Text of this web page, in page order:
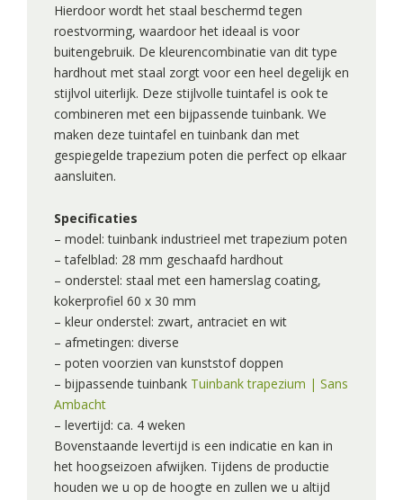
Hierdoor wordt het staal beschermd tegen
roestvorming, waardoor het ideaal is voor
buitengebruik. De kleurencombinatie van dit type
hardhout met staal zorgt voor een heel degelijk en
stijlvol uiterlijk. Deze stijlvolle tuintafel is ook te
combineren met een bijpassende tuinbank. We
maken deze tuintafel en tuinbank dan met
gespiegelde trapezium poten die perfect op elkaar
aansluiten.
Specificaties
– model: tuinbank industrieel met trapezium poten
– tafelblad: 28 mm geschaafd hardhout
– onderstel: staal met een hamerslag coating,
kokerprofiel 60 x 30 mm
– kleur onderstel: zwart, antraciet en wit
– afmetingen: diverse
– poten voorzien van kunststof doppen
– bijpassende tuinbank Tuinbank trapezium | Sans
Ambacht
– levertijd: ca. 4 weken
Bovenstaande levertijd is een indicatie en kan in
het hoogseizoen afwijken. Tijdens de productie
houden we u op de hoogte en zullen we u altijd